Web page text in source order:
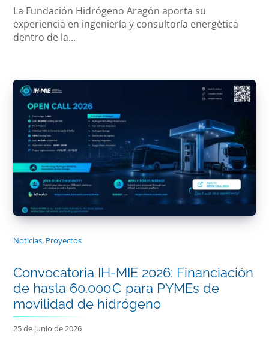
La Fundación Hidrógeno Aragón aporta su
experiencia en ingeniería y consultoría energética
dentro de la...
Noticias, Proyectos
Convocatoria IH-MIE 2026: Financiación
de hasta 60.000€ para PYMEs de
movilidad de hidrógeno
25 de junio de 2026